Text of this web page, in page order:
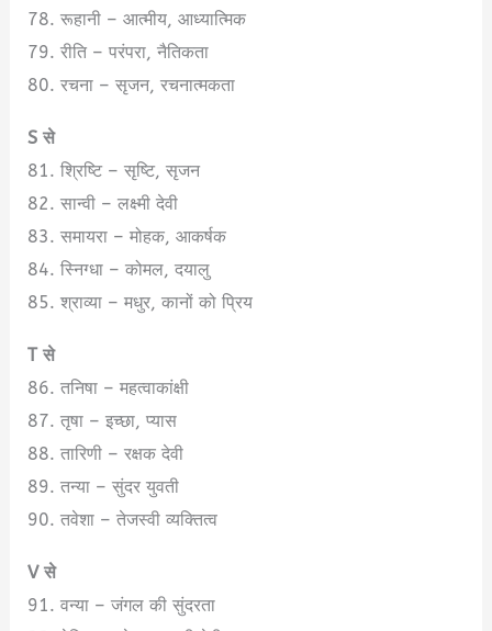
78. रूहानी – आत्मीय, आध्यात्मिक
79. रीति – परंपरा, नैतिकता
80. रचना – सृजन, रचनात्मकता
S से
81. श्रिष्टि – सृष्टि, सृजन
82. सान्वी – लक्ष्मी देवी
83. समायरा – मोहक, आकर्षक
84. स्निग्धा – कोमल, दयालु
85. श्राव्या – मधुर, कानों को प्रिय
T से
86. तनिषा – महत्वाकांक्षी
87. तृषा – इच्छा, प्यास
88. तारिणी – रक्षक देवी
89. तन्या – सुंदर युवती
90. तवेशा – तेजस्वी व्यक्तित्व
V से
91. वन्या – जंगल की सुंदरता